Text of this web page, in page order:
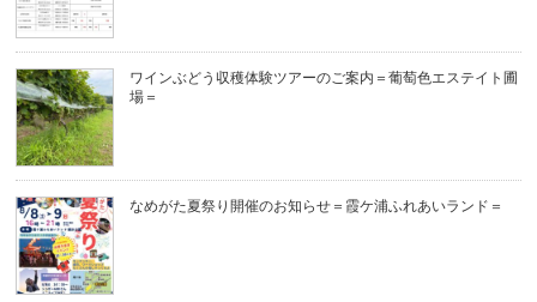
ワインぶどう収穫体験ツアーのご案内＝葡萄色エステイト圃
場＝
なめがた夏祭り開催のお知らせ＝霞ケ浦ふれあいランド＝